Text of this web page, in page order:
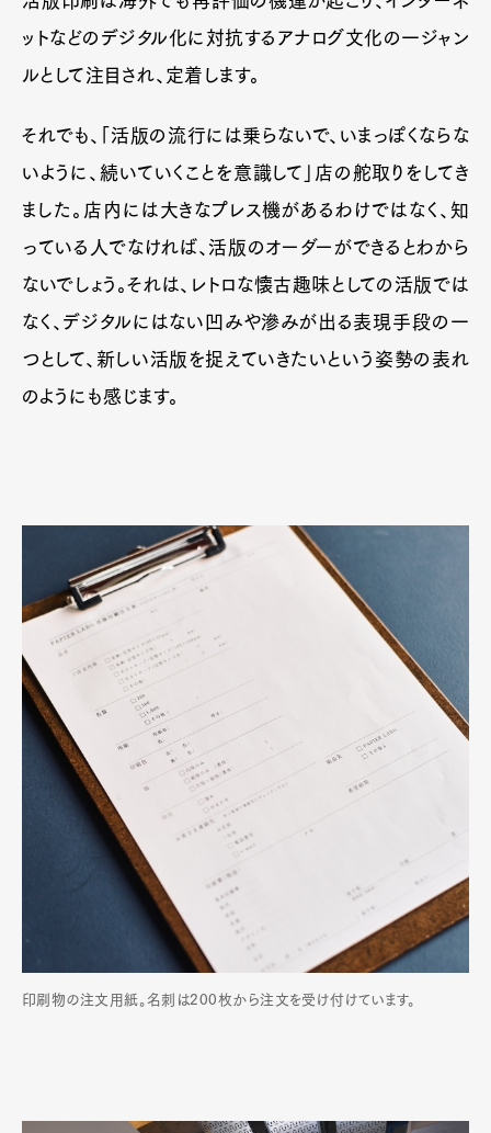
ットなどのデジタル化に対抗するアナログ文化の一ジャン
ルとして注目され、定着します。
それでも、「活版の流行には乗らないで、いまっぽくならな
いように、続いていくことを意識して」店の舵取りをしてき
ました。店内には大きなプレス機があるわけではなく、知
っている人でなければ、活版のオーダーができるとわから
ないでしょう。それは、レトロな懐古趣味としての活版では
なく、デジタルにはない凹みや滲みが出る表現手段の一
つとして、新しい活版を捉えていきたいという姿勢の表れ
のようにも感じます。
印刷物の注文用紙。名刺は200枚から注文を受け付けています。